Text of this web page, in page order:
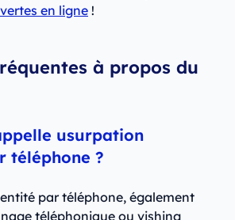
en ligne !
à propos du
usurpation
téléphone ?
par téléphone, également
téléphonique ou vishing